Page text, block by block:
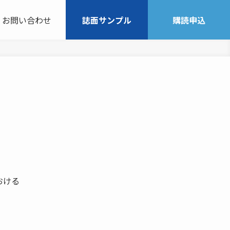
お問い合わせ 誌面サンプル 購読申込
る